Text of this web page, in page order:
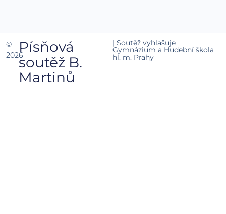
©
2026Písňová
soutěž B.
Martinů
| Soutěž vyhlašuje
Gymnázium a Hudební škola
hl. m. Prahy